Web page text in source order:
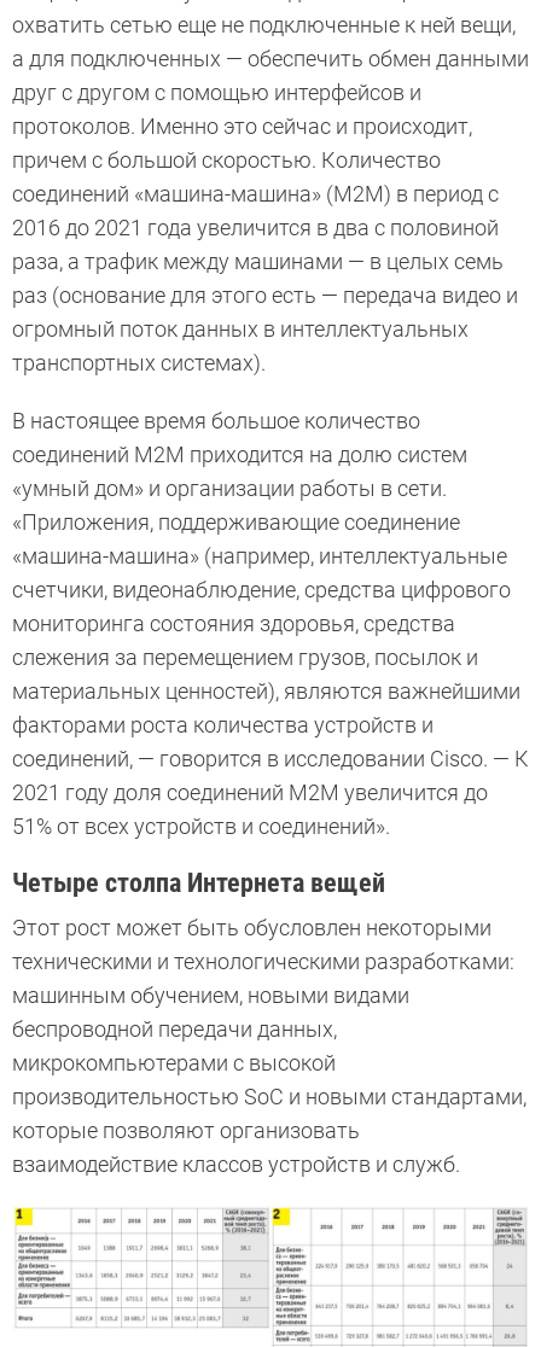
охватить сетью еще не подключенные к ней вещи,
а для подключенных — обеспечить обмен данными
друг с другом с помощью интерфейсов и
протоколов. Именно это сейчас и происходит,
причем с большой скоростью. Количество
соединений «машина-машина» (M2M) в период с
2016 до 2021 года увеличится в два с половиной
раза, а трафик между машинами — в целых семь
раз (основание для этого есть — передача видео и
огромный поток данных в интеллектуальных
транспортных системах).
В настоящее время большое количество
соединений M2M приходится на долю систем
«умный дом» и организации работы в сети.
«Приложения, поддерживающие соединение
«машина-машина» (например, интеллектуальные
счетчики, видео­­наблюдение, средства цифрового
мониторинга состояния здоровья, средства
слежения за перемещением грузов, посылок и
материальных ценностей), являются важнейшими
факторами роста количества устройств и
соединений, — говорится в исследовании Cisco. — К
2021 году доля соединений M2M увеличится до
51% от всех устройств и соединений».
Четыре столпа Интернета вещей
Этот рост может быть обусловлен некоторыми
техническими и технологическими разработками:
машинным обучением, новыми видами
беспроводной передачи данных,
микрокомпьютерами с высокой
производительностью SoC и новыми стандартами,
которые позволяют организовать
взаимодействие классов устройств и служб.